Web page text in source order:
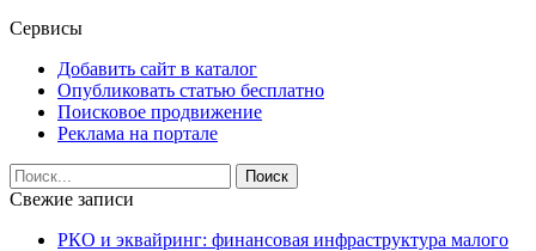
Сервисы
Добавить сайт в каталог
Опубликовать статью бесплатно
Поисковое продвижение
Реклама на портале
Свежие записи
РКО и эквайринг: финансовая инфраструктура малого